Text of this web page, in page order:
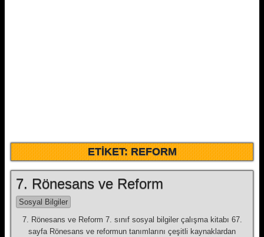
ETIKET:REFORM
7. Rönesans ve Reform
Sosyal Bilgiler
7. Rönesans ve Reform 7. sınıf sosyal bilgiler çalışma kitabı 67.
sayfa Rönesans ve reformun tanımlarını çeşitli kaynaklardan